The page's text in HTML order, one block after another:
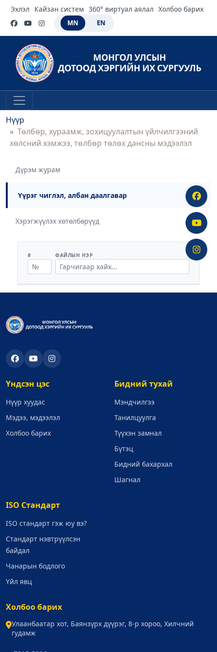
Эхлэл Кайзан систем 360° виртуал аялал Холбоо барих
MN EN
Нүүр
Төлбөр, хураамж, зохицуулалтын үйлчилгээний
хөлсний хэмжээ, төлбөр төлөх дансны мэдээлэл
Дүрэм журам
Үүрэг чиглэл, албан даалгавар ●
Хэрэгжүүлэх хөтөлбөрүүд
# ФАЙЛЫН НЭР
Үндсэн цэс
Нүүр хуудас
Мэдээ, мэдээлэл
Холбоо барих
Бидний тухай
Мэндчилгээ
Танилцуулга
Түүхэн замнал
Бүтэц
Бидний бахархал
Шагнал
ISO Стандарт
ISO стандарт гэж юу вэ?
Стандарт нэвтрүүлсэн
байдал
Чанарын бодлого
Үйл явц
Холбоо барих
Улаанбаатар хот, Баянзүрх дүүрэг, 8-р хороо, Хилчний
гудамж